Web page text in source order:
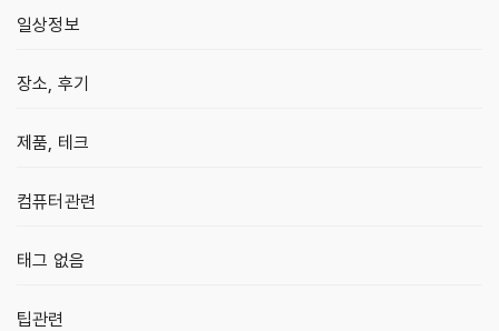
일상정보
장소, 후기
제품, 테크
컴퓨터관련
태그 없음
팁관련